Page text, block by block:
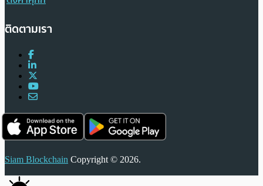
ติดตามเรา
Siam Blockchain Copyright © 2026.